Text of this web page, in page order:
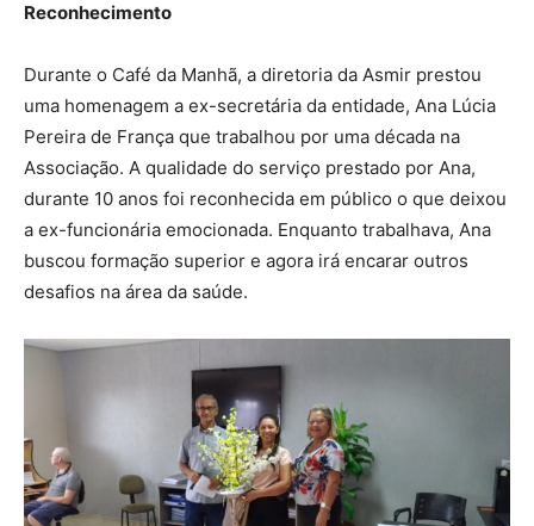
Reconhecimento
Durante o Café da Manhã, a diretoria da Asmir prestou
uma homenagem a ex-secretária da entidade, Ana Lúcia
Pereira de França que trabalhou por uma década na
Associação. A qualidade do serviço prestado por Ana,
durante 10 anos foi reconhecida em público o que deixou
a ex-funcionária emocionada. Enquanto trabalhava, Ana
buscou formação superior e agora irá encarar outros
desafios na área da saúde.